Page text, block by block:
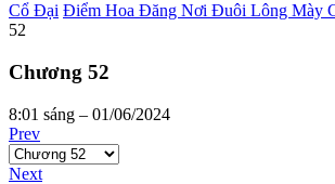
Cổ Đại Điểm Hoa Đăng Nơi Đuôi Lông Mày
52
Chương 52
8:01 sáng – 01/06/2024
Prev
Next